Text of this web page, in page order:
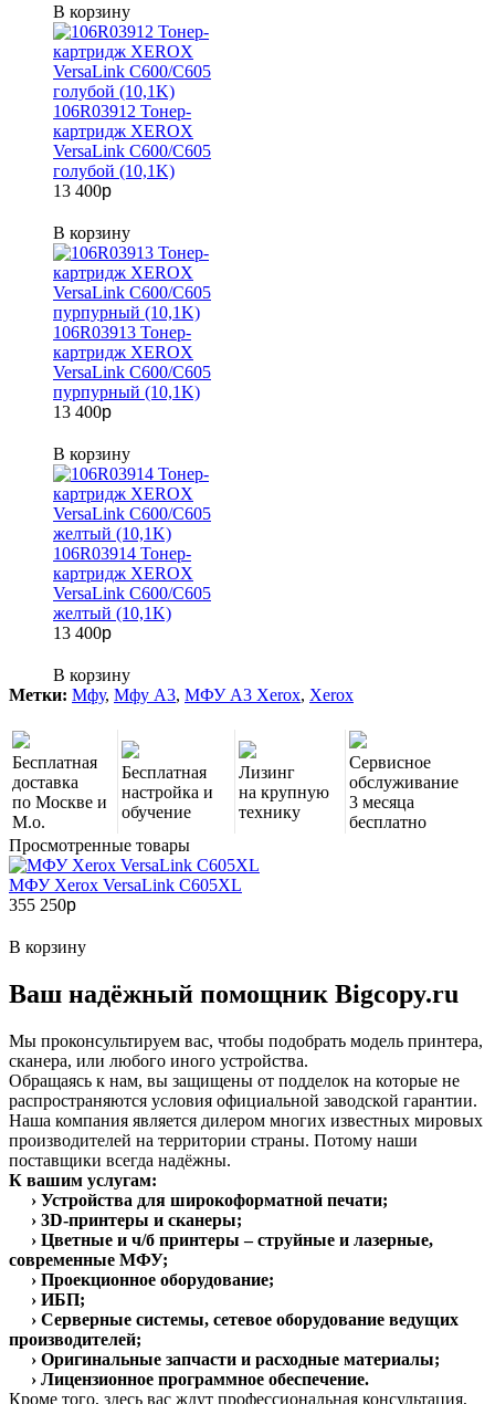
В корзину
106R03912 Тонер-
картридж XEROX
VersaLink C600/C605
голубой (10,1K)
13 400p
В корзину
106R03913 Тонер-
картридж XEROX
VersaLink C600/C605
пурпурный (10,1K)
13 400p
В корзину
106R03914 Тонер-
картридж XEROX
VersaLink C600/C605
желтый (10,1K)
13 400p
В корзину
Метки: Мфу, Мфу A3, МФУ A3 Xerox, Xerox
Бесплатная
доставка
по Москве и
М.о.
Бесплатная
настройка и
обучение
Лизинг
на крупную
технику
Сервисное
обслуживание
3 месяца
бесплатно
Просмотренные товары
МФУ Xerox VersaLink C605XL
355 250p
В корзину
Ваш надёжный помощник Bigcopy.ru
Мы проконсультируем вас, чтобы подобрать модель принтера,
сканера, или любого иного устройства.
Обращаясь к нам, вы защищены от подделок на которые не
распространяются условия официальной заводской гарантии.
Наша компания является дилером многих известных мировых
производителей на территории страны. Потому наши
поставщики всегда надёжны.
К вашим услугам:
› Устройства для широкоформатной печати;
› 3D-принтеры и сканеры;
› Цветные и ч/б принтеры – струйные и лазерные,
современные МФУ;
› Проекционное оборудование;
› ИБП;
› Серверные системы, сетевое оборудование ведущих
производителей;
› Оригинальные запчасти и расходные материалы;
› Лицензионное программное обеспечение.
Кроме того, здесь вас ждут профессиональная консультация,